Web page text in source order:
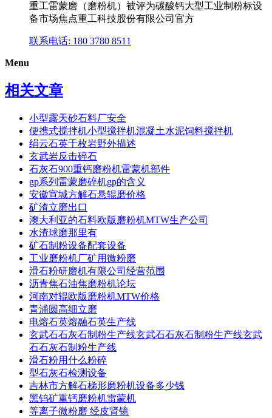
重工雷蒙磨（磨粉机）被评为碳酸钙大型工业制粉标设
备市场焦点重工科技股份有限公司官方
联系电话: 180 3780 8511
Menu
相关文章
小型露天砂石料厂安全
便携式搅拌机小型搅拌机混凝土水泥饲料搅拌机
绢云石英千枚岩野外描述
玄武岩反击碎石
石灰石900重钙磨粉机雷蒙机部件
gp系列雷蒙磨碎机gp的含义
安徽宣城方解石悬辊磨价格
矿渣立磨出口
澳大利亚的石料欧版磨粉机MTW生产公司
水渣球磨那里有
矿石制粉设备配套设备
工业磨粉机厂矿用微粉磨
滑石粉研磨机有限公司经营范围
沥青焦石油焦磨粉机论坛
河南对辊欧版磨粉机MTW价格
青浦圆高细立磨
电熔石英熔融石英生产线
玄武石石灰石制粉生产线玄武石石灰石制粉生产线玄武
石石灰石制粉生产线
滑石粉用什么粉碎
型石灰石检测设备
吉林市方解石梯形磨粉机设备多少钱
黑钨矿重钙磨粉机雷蒙机
等离子微粉磨 经皮肾镜